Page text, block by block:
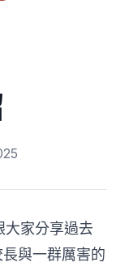
大家分享過去
與一群厲害的